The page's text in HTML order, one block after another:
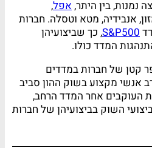
נמנות, בין היתר,אפל,
אנבידיה, מטא וטסלה. חברות
S&P500, כך שביצועיהן
המדד כולו.
קטן של חברות במדדים
אנשי מקצוע בשוק ההון סביב
העוקבים אחר המדד הרחב,
השוק בביצועיהן של חברות